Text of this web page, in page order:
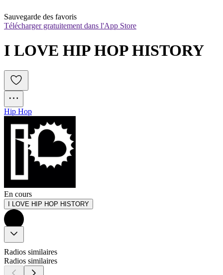
Sauvegarde des favoris
Télécharger gratuitement dans l'App Store
I LOVE HIP HOP HISTORY
Hip Hop
En cours
I LOVE HIP HOP HISTORY
Radios similaires
Radios similaires